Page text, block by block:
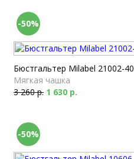
-50%
Бюстгальтер Milabel 21002-40
Мягкая чашка
3 260 р. 1 630 р.
-50%